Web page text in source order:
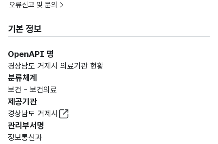
오류신고 및 문의
기본 정보
OpenAPI 명
경상남도 거제시 의료기관 현황
분류체계
보건 - 보건의료
제공기관
경상남도 거제시
관리부서명
정보통신과